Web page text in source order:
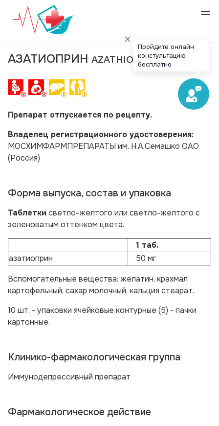
АЗАТИОПРИН AZATHIOPRINE
Препарат отпускается по рецепту.
Владелец регистрационного удостоверения:
МОСХИМФАРМПРЕПАРАТЫ им. Н.А.Семашко ОАО
(Россия)
Форма выпуска, состав и упаковка
Таблетки светло-желтого или светло-желтого с
зеленоватым оттенком цвета.
1 таб.
азатиоприн
50 мг
Вспомогательные вещества: желатин, крахмал
картофельный, сахар молочный, кальция стеарат.
10 шт. - упаковки ячейковые контурные (5) - пачки
картонные.
Клинико-фармакологическая группа
Иммунодепрессивный препарат
Фармакологическое действие
Пройдите онлайн
констультацию
бесплатно